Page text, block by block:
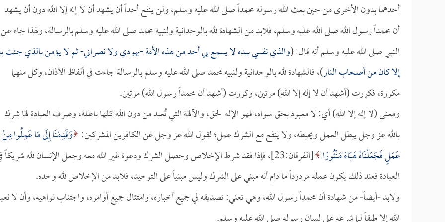
أحدهما بدون الأخرى من حين بعث الله رسوله محمداً صلى الله عليه وسلم، ولن ينفع أحداً أن يشهد أن لا إله إلا الله دون أن يشهد
أن محمداً رسول الله صلى الله عليه وسلم، فلابد من الشهادة لله بالوحدانية ولنبيه محمد صلى الله عليه وسلم بالرسالة، ولهذا جاء عن
النبي صلى الله عليه وسلم أنه قال: (والذي نفسي بيده لا يسمع بي أحد من هذه الأمة -يهودي ولا نصراني- ثم لا يؤمن بالذي جئت
إلا كان من أصحاب النار)، فالشهادة لله بالوحدانية ولنبيه محمد صلى الله عليه وسلم بالرسالة جاءت في ألفاظ الأذان، وكل منهما
مكررة، فكررت (أشهد أن لا إله إلا الله) مرتين، وكررت (أشهد أن محمداً رسول الله) مرتين.
ومعنى (لا إله إلا الله) أي: لا معبود بحق سواه، فهو الإله الحق، والآلهة التي تُعبد من دون الله كلها باطلة، وصرف العبادة لها شرك
بالله عز وجل يبطل العمل ويحبطه، ولا ينفع مع الشرك عمل؛ لقول الله عز وجل عن الكافرين المشركين: وَقَدِمْنَا إِلَى مَا عَمِلُوا مِنْ
عَمَلٍ فَجَعَلْنَاهُ هَبَاءً مَنْثُورًا
[الفرقان:23]، فإذا فقد شرط الإخلاص وحصل الشرك ودعوة غير الله معه وجعل الإنسان لله شريكاً
العبادة فعند ذلك يكون عمله مردوداً ما دام أنه مبني على الشرك وليس مبنياً على التوحيد، فلابد من الإخلاص لله وحده.
ولابد -أيضاً- من شهادة أن محمداً رسول الله، وهي تعني: تصديقه في جميع أخباره، وامتثال جميع أوامره، واجتناب نواهيه، وأن لا